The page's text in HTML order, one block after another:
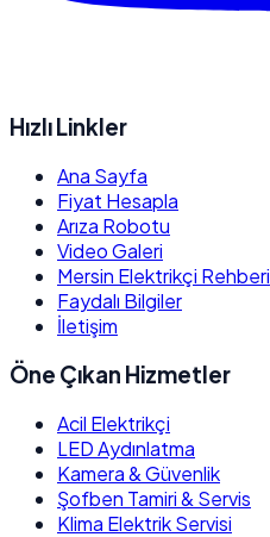
Hızlı Linkler
Ana Sayfa
Fiyat Hesapla
Arıza Robotu
Video Galeri
Mersin Elektrikçi Rehberi
Faydalı Bilgiler
İletişim
Öne Çıkan Hizmetler
Acil Elektrikçi
LED Aydınlatma
Kamera & Güvenlik
Şofben Tamiri & Servis
Klima Elektrik Servisi